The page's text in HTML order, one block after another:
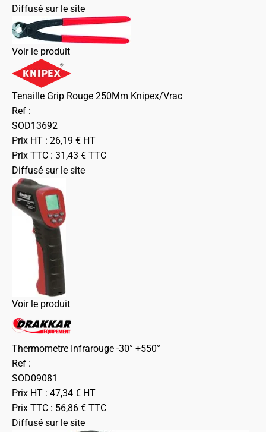
Diffusé sur le site
Voir le produit
Tenaille Grip Rouge 250Mm Knipex/Vrac
Ref :
SOD13692
Prix HT : 26,19 € HT
Prix TTC : 31,43 € TTC
Diffusé sur le site
Voir le produit
Thermometre Infrarouge -30° +550°
Ref :
SOD09081
Prix HT : 47,34 € HT
Prix TTC : 56,86 € TTC
Diffusé sur le site